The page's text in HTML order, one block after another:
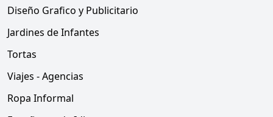
Diseño Grafico y Publicitario
Jardines de Infantes
Tortas
Viajes - Agencias
Ropa Informal